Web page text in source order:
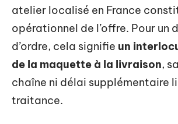
atelier localisé en France
opérationnel de l’offre. Pour un
d’ordre, cela signifie un
de la maquette à la livraison,
chaîne ni délai supplémentaire
traitance.